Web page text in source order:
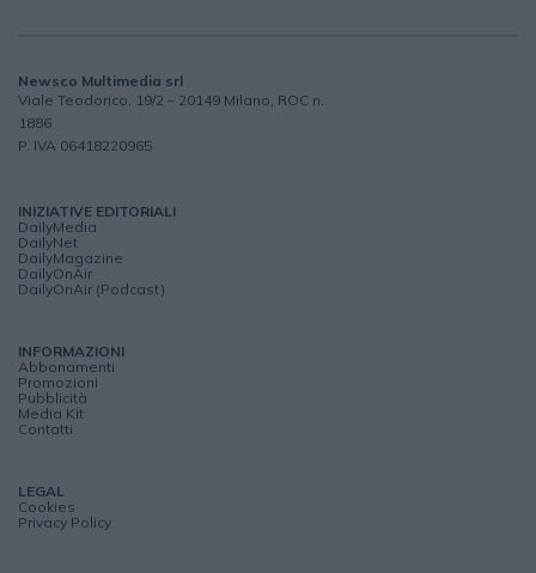
Newsco Multimedia srl
Viale Teodorico, 19/2 – 20149 Milano, ROC n.
1886
P. IVA 06418220965
INIZIATIVE EDITORIALI
DailyMedia
DailyNet
DailyMagazine
DailyOnAir
DailyOnAir (Podcast)
INFORMAZIONI
Abbonamenti
Promozioni
Pubblicità
Media Kit
Contatti
LEGAL
Cookies
Privacy Policy